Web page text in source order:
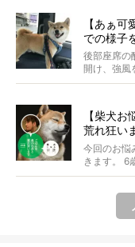
【あぁ
での様子
後部座席の
開け、強
じが...
【柴犬
荒れ狂い
リ回答】
今回のお悩
きます。 6
に...